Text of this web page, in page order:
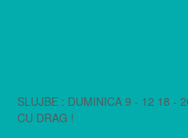
SLUJBE : DUMINICA 9 - 12 18 -
CU DRAG !